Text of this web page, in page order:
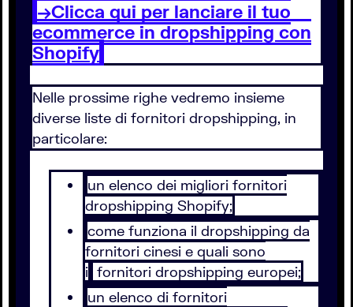
→Clicca qui per lanciare il tuo
ecommerce in dropshipping con
Shopify
Nelle prossime righe vedremo insieme
diverse liste di fornitori dropshipping, in
particolare:
un elenco dei migliori fornitori
dropshipping Shopify;
come funziona il dropshipping da
fornitori cinesi e quali sono
i fornitori dropshipping europei;
un elenco di fornitori